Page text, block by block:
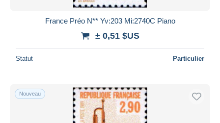
France Préo N** Yv:203 Mi:2740C Piano
± 0,51 $US
Statut Particulier
Nouveau